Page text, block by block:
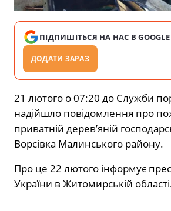
ПІДПИШІТЬСЯ НА НАС В GOOGLE
ДОДАТИ ЗАРАЗ
21 лютого о 07:20 до Служби
надійшло повідомлення про
приватній дерев’яній
Ворсівка Малинського району.
Про це 22 лютого інформує
України в Житомирській